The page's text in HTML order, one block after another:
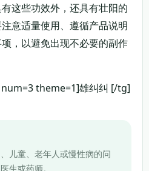
这些功效外，还具有壮阳的
意适量使用、遵循产品说明
，以避免出现不必要的副作
theme=1]雄纠纠 [/tg]
儿童、老年人或慢性病的问
生或药师。